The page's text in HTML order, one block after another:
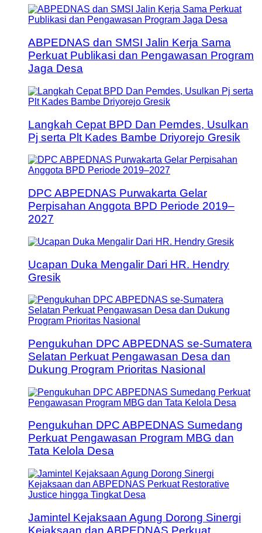
ABPEDNAS dan SMSI Jalin Kerja Sama
Perkuat Publikasi dan Pengawasan Program
Jaga Desa
Langkah Cepat BPD Dan Pemdes, Usulkan
Pj serta Plt Kades Bambe Driyorejo Gresik
DPC ABPEDNAS Purwakarta Gelar
Perpisahan Anggota BPD Periode 2019–
2027
Ucapan Duka Mengalir Dari HR. Hendry
Gresik
Pengukuhan DPC ABPEDNAS se-Sumatera
Selatan Perkuat Pengawasan Desa dan
Dukung Program Prioritas Nasional
Pengukuhan DPC ABPEDNAS Sumedang
Perkuat Pengawasan Program MBG dan
Tata Kelola Desa
Jamintel Kejaksaan Agung Dorong Sinergi
Kejaksaan dan ABPEDNAS Perkuat